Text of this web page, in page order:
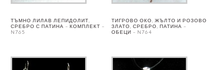
ТЪМНО ЛИЛАВ ЛЕПИДОЛИТ,
СРЕБРО С ПАТИНА – КОМПЛЕКТ –
N765
ТИГРОВО ОКО, ЖЪЛТО И РОЗОВО
ЗЛАТО, СРЕБРО, ПАТИНА –
ОБЕЦИ – N764